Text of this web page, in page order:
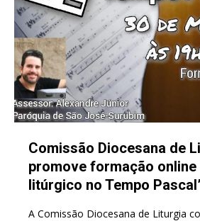
Comissão Diocesana de
promove formação online
litúrgico no Tempo
A Comissão Diocesana de Liturgia